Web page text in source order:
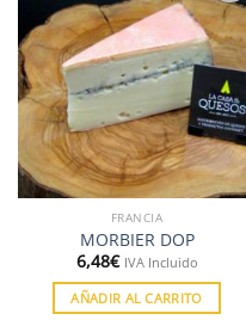
Añadir
a la
lista de
deseos
FRANCIA
MORBIER DOP
6,48€ IVA Incluido
AÑADIR AL CARRITO